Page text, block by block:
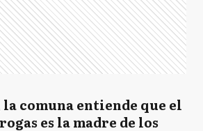
la comuna entiende que el
es la madre de los